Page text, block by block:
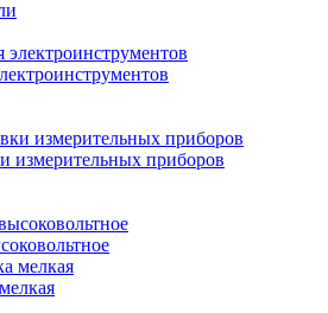
измерительных приборов